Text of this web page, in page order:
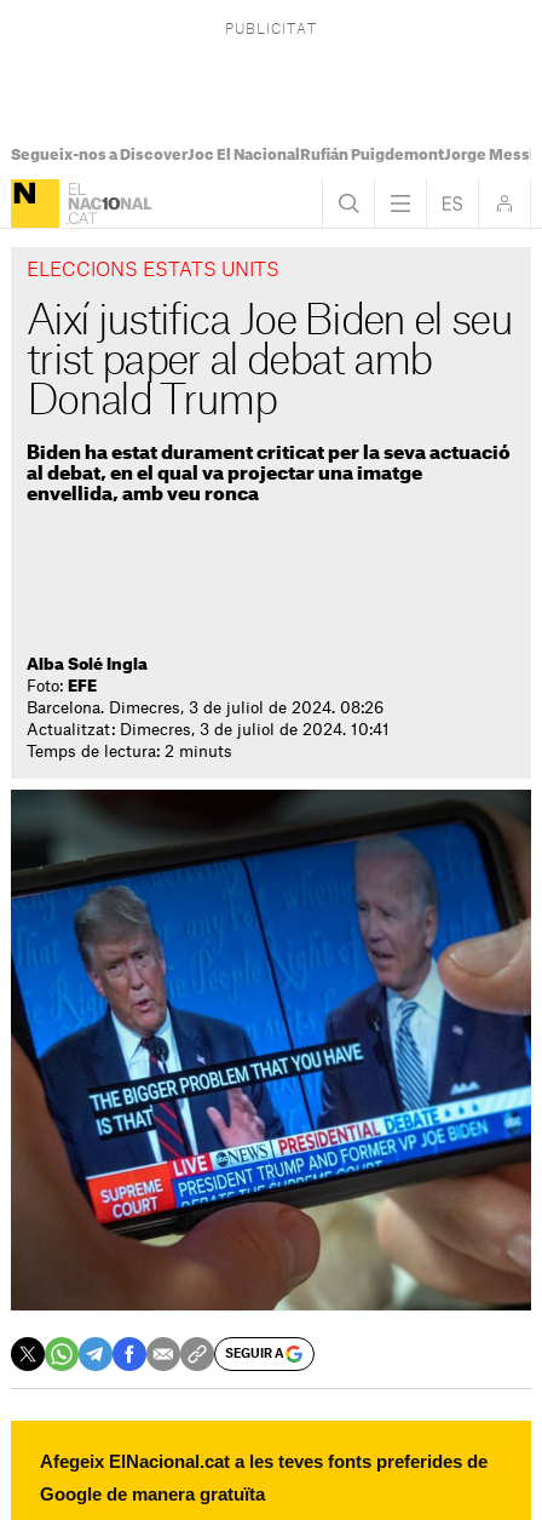
Segueix-nos a DiscoverJoc El Nacional Rufián PuigdemontJorge Messi
ELECCIONS ESTATS UNITS
Així justifica Joe Biden el seu
trist paper al debat amb
Donald Trump
Biden ha estat durament criticat per la seva actuació
al debat, en el qual va projectar una imatge
envellida, amb veu ronca
Alba Solé Ingla
Foto: EFE
Barcelona. Dimecres, 3 de juliol de 2024. 08:26
Actualitzat: Dimecres, 3 de juliol de 2024. 10:41
Temps de lectura: 2 minuts
SEGUIR A
Afegeix ElNacional.cat a les teves fonts preferides de
Google de manera gratuïta